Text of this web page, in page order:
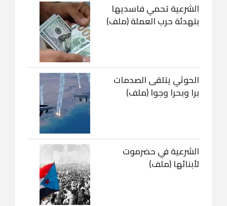
الشرعية تحمي فاسديها
بتهدئة حرب العملة (ملف)
الحوثي يتلقى الصدمات
برا وبحرا وجوا (ملف)
الشرعية في حضرموت
لأبنائها (ملف)